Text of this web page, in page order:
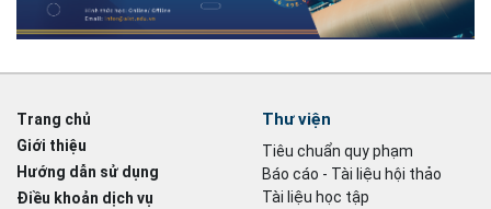
Trang chủ
Giới thiệu
Hướng dẫn sử dụng
Điều khoản dịch vụ
Thư viện
Tiêu chuẩn quy phạm
Báo cáo - Tài liệu hội thảo
Tài liệu học tập